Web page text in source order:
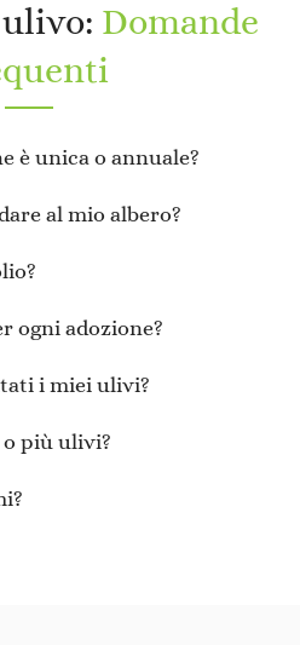
Domande
è unica o annuale?
al mio albero?
ogni adozione?
i miei ulivi?
o più ulivi?